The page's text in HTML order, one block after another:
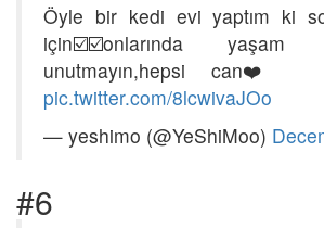
Öyle bir kedi evi yaptım ki
için☑️☑️onlarında
unutmayın,hepsi can❤️
pic.twitter.com/8lcwivaJOo
— yeshimo (@YeShiMoo)
#6